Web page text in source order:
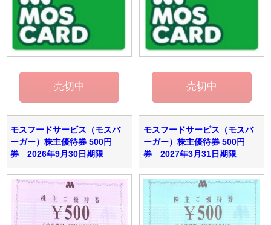
モスフードサービス（モスバ
ーガー）株主優待券 500円
券 2026年9月30日期限
モスフードサービス（モスバ
ーガー）株主優待券 500円
券 2027年3月31日期限